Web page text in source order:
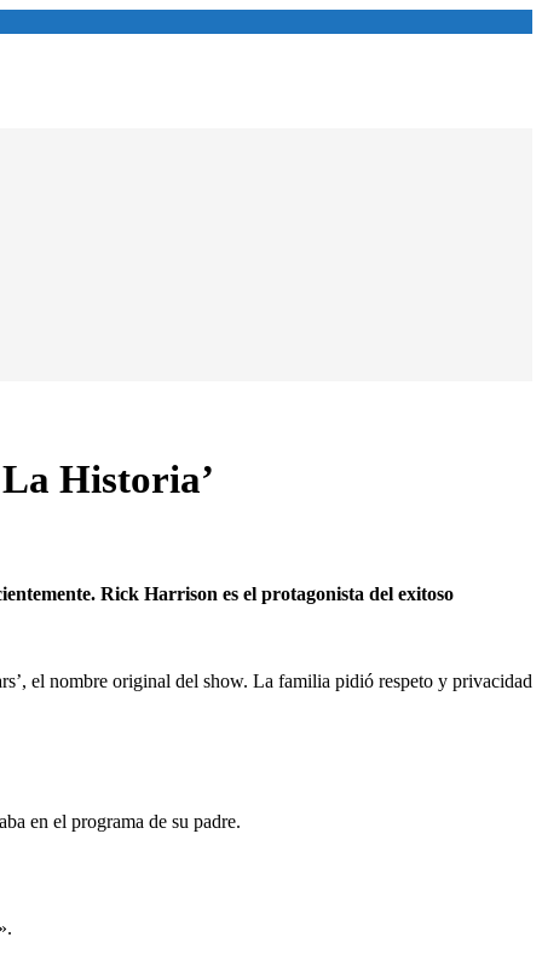
Historia’
Rick Harrison es el protagonista del exitoso
el nombre original del show. La familia pidió respeto y privacidad
en el programa de su padre.